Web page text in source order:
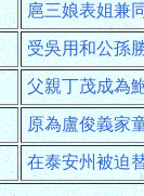
扈三娘表姐兼
受吳用和公孫
父親丁茂成為
原為盧俊義家
在泰安州被迫